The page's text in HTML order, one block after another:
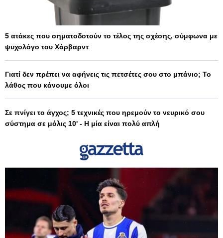
5 ατάκες που σηματοδοτούν το τέλος της σχέσης, σύμφωνα με
ψυχολόγο του Χάρβαρντ
Γιατί δεν πρέπει να αφήνεις τις πετσέτες σου στο μπάνιο; Το
λάθος που κάνουμε όλοι
Σε πνίγει το άγχος; 5 τεχνικές που ηρεμούν το νευρικό σου
σύστημα σε μόλις 10' - Η μία είναι πολύ απλή